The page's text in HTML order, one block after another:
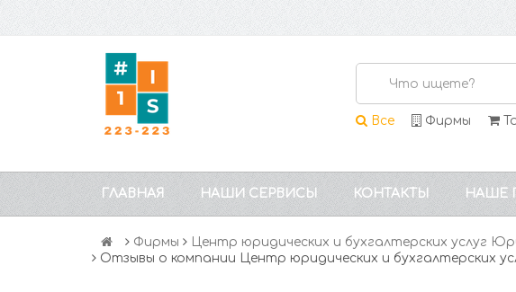
Все Фирмы
ГЛАВНАЯ НАШИ СЕРВИСЫ КОНТАКТЫ НАШЕ
Фирмы
Центр юридических и бухгалтерских услуг
Отзывы о компании Центр юридических и бухгалтерских